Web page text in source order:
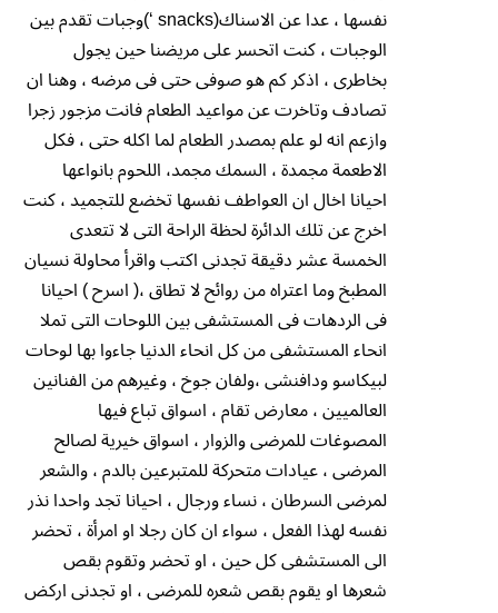
نفسها ، عدا عن الاسناك(snacks ‘)وجبات تقدم بين
الوجبات ، كنت اتحسر على مريضنا حين يجول
بخاطرى ، اذكر كم هو صوفى حتى فى مرضه ، وهنا ان
تصادف وتاخرت عن مواعيد الطعام فانت مزجور زجرا
وازعم انه لو علم بمصدر الطعام لما اكله حتى ، فكل
الاطعمة مجمدة ، السمك مجمد، اللحوم بانواعها
احيانا اخال ان العواطف نفسها تخضع للتجميد ، كنت
اخرج عن تلك الدائرة لحظة الراحة التى لا تتعدى
الخمسة عشر دقيقة تجدنى اكتب واقرأ محاولة نسيان
المطبخ وما اعتراه من روائح لا تطاق ،( اسرح ) احيانا
فى الردهات فى المستشفى بين اللوحات التى تملا
انحاء المستشفى من كل انحاء الدنيا جاءوا بها لوحات
لبيكاسو ودافنشى ،ولفان جوخ ، وغيرهم من الفنانين
العالميين ، معارض تقام ، اسواق تباع فيها
المصوغات للمرضى والزوار ، اسواق خيرية لصالح
المرضى ، عيادات متحركة للمتبرعين بالدم ، والشعر
لمرضى السرطان ، نساء ورجال ، احيانا تجد واحدا نذر
نفسه لهذا الفعل ، سواء ان كان رجلا او امرأة ، تحضر
الى المستشفى كل حين ، او تحضر وتقوم بقص
شعرها او يقوم بقص شعره للمرضى ، او تجدنى اركض